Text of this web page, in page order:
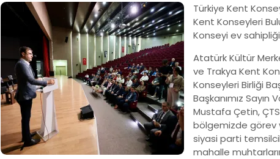
Türkiye Kent
Kent Konseyleri
Konseyi ev
Atatürk Kültür
ve Trakya Kent
Konseyleri Birliği
Başkanımız Sayın
Mustafa Çetin,
bölgemizde görev
siyasi parti
mahalle